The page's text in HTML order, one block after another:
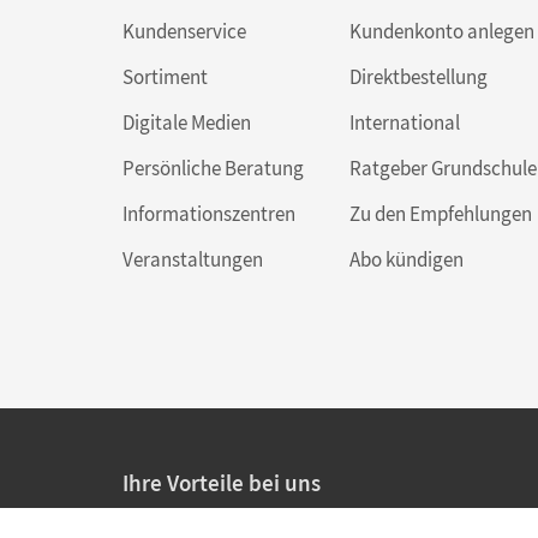
Kundenservice
Sortiment
Digitale Medien
Persönliche Beratung
Informationszentren
Veranstaltungen
Kundenkonto anlegen
Direktbestellung
International
Ratgeber Grundschule
Zu den Empfehlungen
Abo kündigen
Ihre Vorteile bei uns